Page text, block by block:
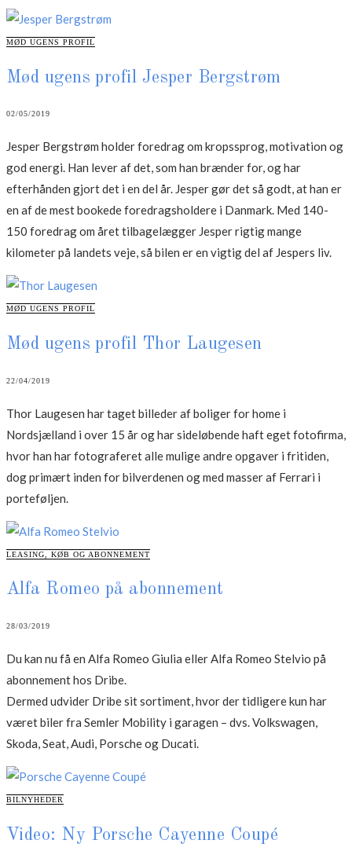
CATEGORIES
MØD UGENS PROFIL
Mød ugens profil Jesper Bergstrøm
02/05/2019
Jesper Bergstrøm holder foredrag om kropssprog, motivation og
god energi. Han lever af det, som han brænder for, og har
efterhånden gjort det i en del år. Jesper gør det så godt, at han er
en af de mest bookede foredragsholdere i Danmark. Med 140-
150 foredrag om året tilbagelægger Jesper rigtig mange
kilometer på landets veje, så bilen er en vigtig del af Jespers liv.
CATEGORIES
MØD UGENS PROFIL
Mød ugens profil Thor Laugesen
22/04/2019
Thor Laugesen har taget billeder af boliger for home i
Nordsjælland i over 15 år og har sideløbende haft eget fotofirma,
hvor han har fotograferet alle mulige andre opgaver i fritiden,
dog primært inden for bilverdenen og med masser af Ferrari i
porteføljen.
CATEGORIES
LEASING, KØB OG ABONNEMENT
Alfa Romeo på abonnement
28/03/2019
Du kan nu få en Alfa Romeo Giulia eller Alfa Romeo Stelvio på
abonnement hos Dribe.
Dermed udvider Dribe sit sortiment, hvor der tidligere kun har
været biler fra Semler Mobility i garagen – dvs. Volkswagen,
Skoda, Seat, Audi, Porsche og Ducati.
CATEGORIES
BILNYHEDER
Video: Ny Porsche Cayenne Coupé